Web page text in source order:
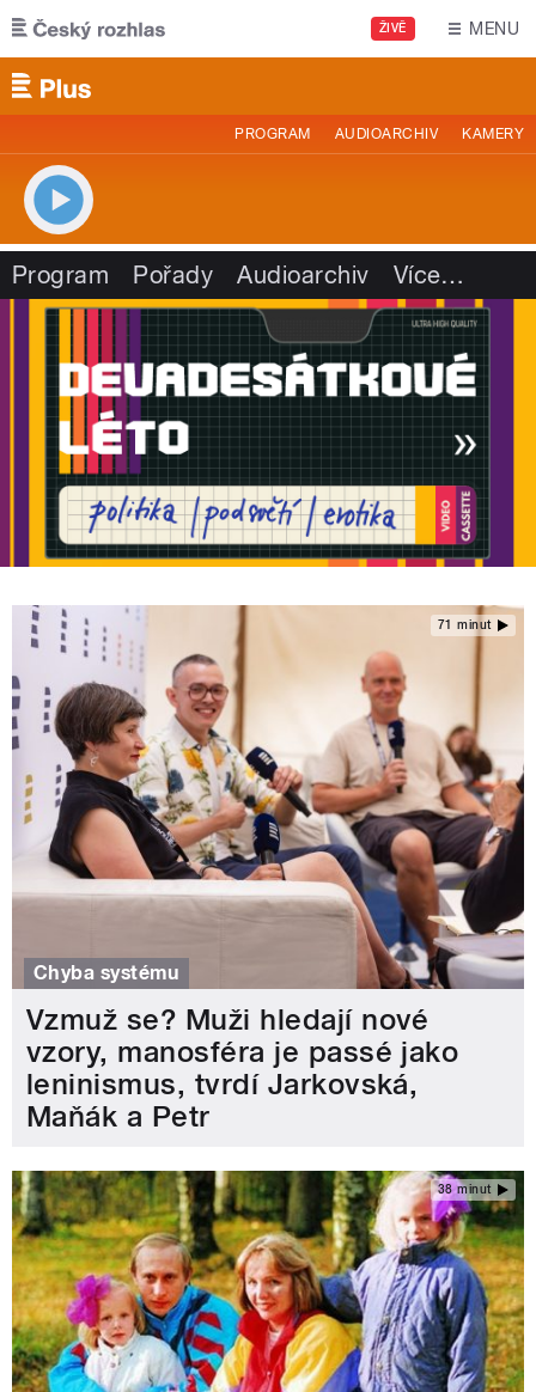
Přejít k hlavnímu obsahu
ŽIVĚ MENU
PROGRAM AUDIOARCHIV KAMERY
Program Pořady Audioarchiv Více…
71 minut
Chyba systému
Vzmuž se? Muži hledají nové
vzory, manosféra je passé jako
leninismus, tvrdí Jarkovská,
Maňák a Petr
38 minut